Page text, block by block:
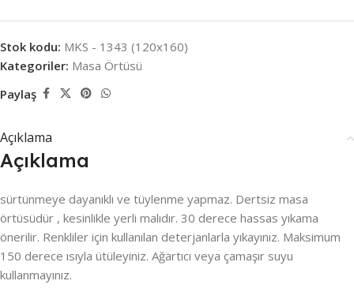
Stok kodu: MKS - 1343 (120x160)
Kategoriler: Masa Örtüsü
Paylaş
Açıklama
Açıklama
sürtünmeye dayanıklı ve tüylenme yapmaz. Dertsiz masa
örtüsüdür , kesinlikle yerli malıdır. 30 derece hassas yıkama
önerilir. Renkliler için kullanılan deterjanlarla yıkayınız. Maksimum
150 derece ısıyla ütüleyiniz. Ağartıcı veya çamaşır suyu
kullanmayınız.